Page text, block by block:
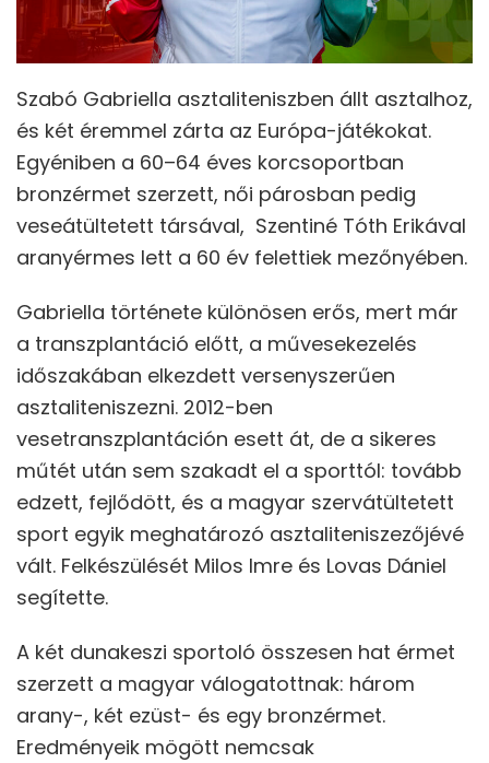
Szabó Gabriella asztaliteniszben állt asztalhoz,
és két éremmel zárta az Európa-játékokat.
Egyéniben a 60–64 éves korcsoportban
bronzérmet szerzett, női párosban pedig
veseátültetett társával, Szentiné Tóth Erikával
aranyérmes lett a 60 év felettiek mezőnyében.
Gabriella története különösen erős, mert már
a transzplantáció előtt, a művesekezelés
időszakában elkezdett versenyszerűen
asztaliteniszezni. 2012-ben
vesetranszplantáción esett át, de a sikeres
műtét után sem szakadt el a sporttól: tovább
edzett, fejlődött, és a magyar szervátültetett
sport egyik meghatározó asztaliteniszezőjévé
vált. Felkészülését Milos Imre és Lovas Dániel
segítette.
A két dunakeszi sportoló összesen hat érmet
szerzett a magyar válogatottnak: három
arany-, két ezüst- és egy bronzérmet.
Eredményeik mögött nemcsak